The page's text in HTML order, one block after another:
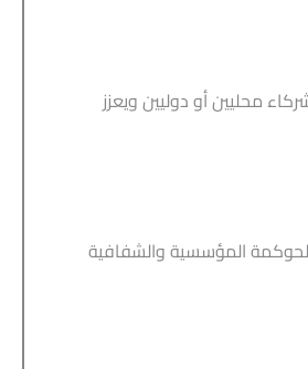
محليين أو دوليين ويعزز
الحوكمة المؤسسية والشفافية